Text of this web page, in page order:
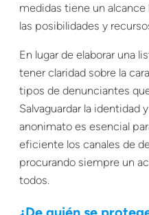
medidas tiene un
las posibilidades y
En lugar de elaborar una
tener claridad sobre la
tipos de denunciantes
Salvaguardar la identidad
anonimato es esencial
eficiente los canales de
procurando siempre un
todos.